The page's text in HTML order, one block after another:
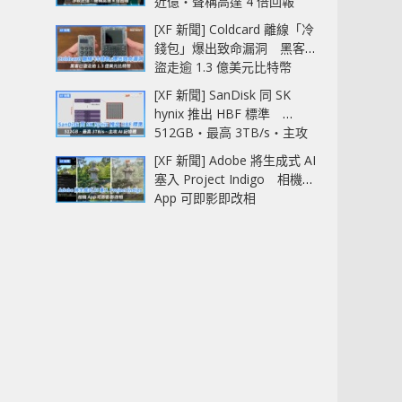
[XF 新聞] Coldcard 離線「冷
錢包」爆出致命漏洞 黑客已
盜走逾 1.3 億美元比特幣
[XF 新聞] SanDisk 同 SK
hynix 推出 HBF 標準
512GB‧最高 3TB/s‧主攻
AI 記憶體
[XF 新聞] Adobe 將生成式 AI
塞入 Project Indigo 相機
App 可即影即改相